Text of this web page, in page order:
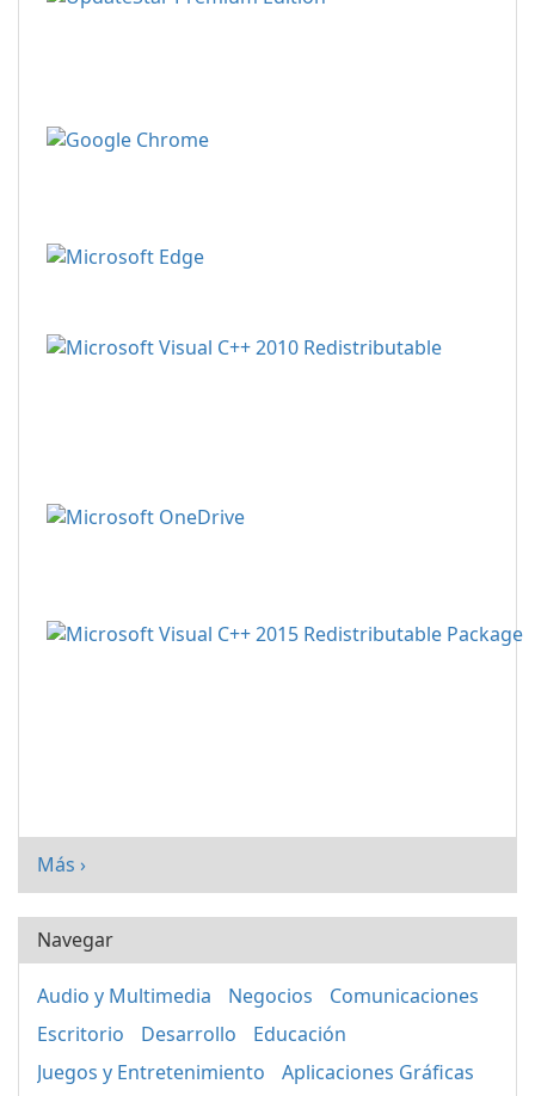
Más ›
Navegar
Audio y Multimedia Negocios
Comunicaciones
Escritorio
Desarrollo
Educación
Juegos y Entretenimiento
Aplicaciones Gráficas